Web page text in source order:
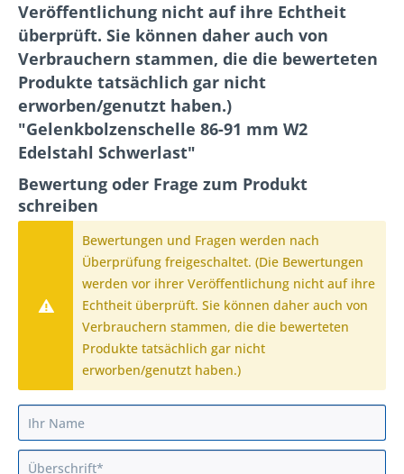
Veröffentlichung nicht auf ihre Echtheit
überprüft. Sie können daher auch von
Verbrauchern stammen, die die bewerteten
Produkte tatsächlich gar nicht
erworben/genutzt haben.)
"Gelenkbolzenschelle 86-91 mm W2
Edelstahl Schwerlast"
Bewertung oder Frage zum Produkt
schreiben
Bewertungen und Fragen werden nach
Überprüfung freigeschaltet. (Die Bewertungen
werden vor ihrer Veröffentlichung nicht auf ihre
Echtheit überprüft. Sie können daher auch von
Verbrauchern stammen, die die bewerteten
Produkte tatsächlich gar nicht
erworben/genutzt haben.)